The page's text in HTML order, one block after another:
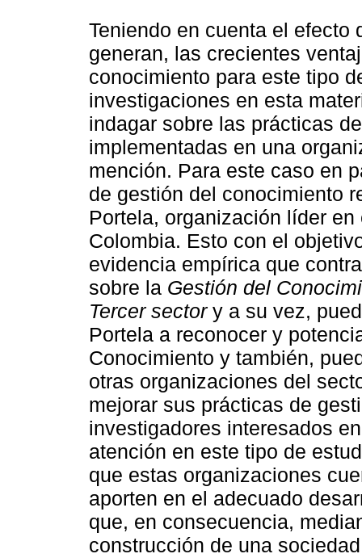
Teniendo en cuenta el
generan, las crecientes
conocimiento para este tipo
investigaciones en esta
indagar sobre las prácticas
implementadas en una
mención. Para este caso en
de gestión del conocimiento
Portela, organización líder
Colombia. Esto con el
evidencia empírica que
sobre la Gestión del
Tercer sectory a su vez,
Portela a reconocer y
Conocimiento y también,
otras organizaciones del
mejorar sus prácticas de
investigadores interesados
atención en este tipo de
que estas organizaciones
aporten en el adecuado
que, en consecuencia,
construcción de una